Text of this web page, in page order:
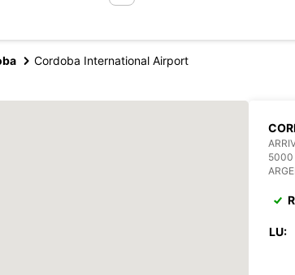
Cordoba International Airport
5000
LU: